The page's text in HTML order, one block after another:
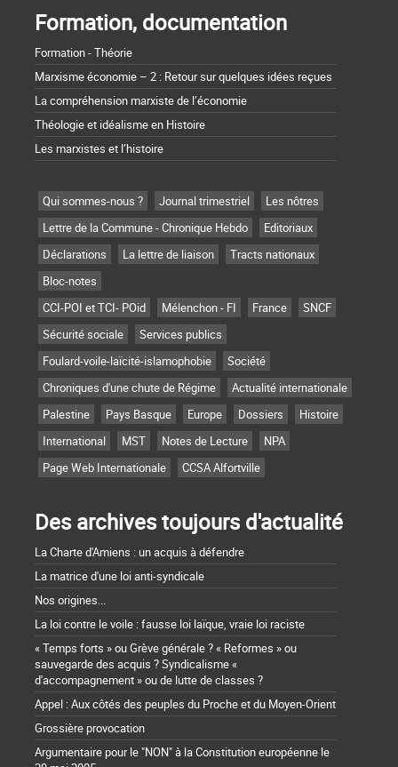
Formation, documentation
Formation - Théorie
Marxisme économie – 2 : Retour sur quelques idées reçues
La compréhension marxiste de l’économie
Théologie et idéalisme en Histoire
Les marxistes et l’histoire
Qui sommes-nous ? Journal trimestriel
Les nôtres
Lettre de la Commune - Chronique Hebdo
Editoriaux
Déclarations
La lettre de liaison
Tracts nationaux
Bloc-notes
CCI-POI et TCI- POid
Mélenchon - FI France
SNCF
Sécurité sociale
Services publics
Foulard-voile-laïcité-islamophobie
Société
Chroniques d'une chute de Régime
Actualité internationale
Palestine
Pays Basque Europe Dossiers
Histoire
International
MST Notes de Lecture
NPA
Page Web Internationale
CCSA Alfortville
Des archives toujours d'actualité
La Charte d'Amiens : un acquis à défendre
La matrice d'une loi anti-syndicale
Nos origines...
La loi contre le voile : fausse loi laïque, vraie loi raciste
« Temps forts » ou Grève générale ? « Reformes » ou
sauvegarde des acquis ? Syndicalisme «
d'accompagnement » ou de lutte de classes ?
Appel : Aux côtés des peuples du Proche et du Moyen-Orient
Grossière provocation
Argumentaire pour le "NON" à la Constitution européenne le